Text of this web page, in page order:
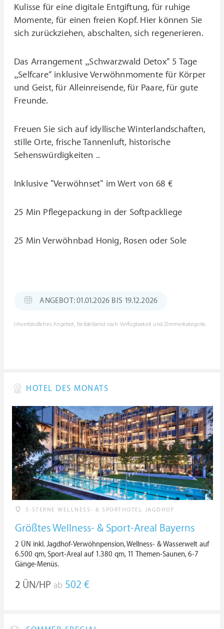
Kulisse für eine digitale Entgiftung, für ruhige
Momente, für einen freien Kopf. Hier können Sie
sich zurückziehen, abschalten, sich regenerieren.
Das Arrangement „Schwarzwald Detox“ 5 Tage
„Selfcare“ inklusive Verwöhnmomente für Körper
und Geist, für Alleinreisende, für Paare, für gute
Freunde.
Freuen Sie sich auf idyllische Winterlandschaften,
stille Orte, frische Tannenluft, historische
Sehenswürdigkeiten ..
Inklusive "Verwöhnset" im Wert von 68 €
25 Min Pflegepackung in der Softpackliege
25 Min Verwöhnbad Honig, Rosen oder Sole
ANGEBOT: 01.01.2026 BIS 19.12.2026
Unverbindliches Angebot, freibleibend nach Verfügbarkeit und Zimmerkategorie.
HOTEL DES MONATS
5-STERNE WELLNESS- & SPORTHOTEL JAGDHOF
Größtes Wellness- & Sport-Areal Bayerns
2 ÜN inkl. Jagdhof-Verwöhnpension, Wellness- & Wasserwelt auf
6.500 qm, Sport-Areal auf 1.380 qm, 11 Themen-Saunen, 6-7
Gänge-Menüs.
2 ÜN/HP ab 502 €